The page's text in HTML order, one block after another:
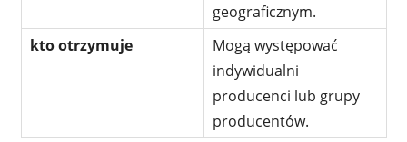
geograficznym.
kto otrzymuje
Mogą występować
indywidualni
producenci lub grupy
producentów.